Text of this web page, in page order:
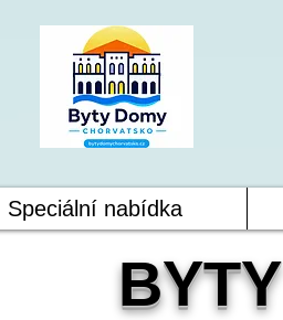
Speciální nabídka
BYTY